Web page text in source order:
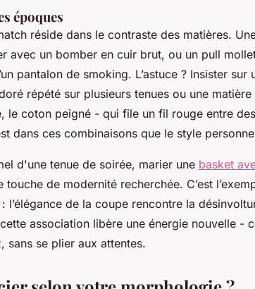
époques
réside dans le contraste des matières.
avec un bomber en cuir brut, ou un pull
pantalon de smoking. L’astuce ? Insister sur
répété sur plusieurs tenues ou une
le coton peigné - qui file un fil rouge entre
dans ces combinaisons que le style
d'une tenue de soirée, marier une basket
de modernité recherchée. C’est
l’élégance de la coupe rencontre la
association libère une énergie nouvelle -
sans se plier aux attentes.